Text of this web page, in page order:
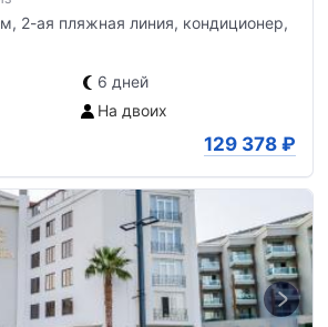
2-ая пляжная линия, кондиционер,
6 дней
На двоих
129 378 ₽